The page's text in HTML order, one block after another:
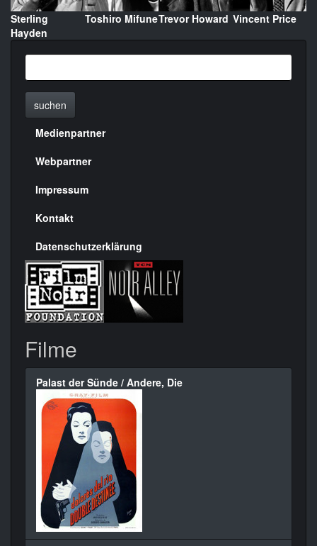
Sterling
Hayden
Toshiro MifuneTrevor Howard Vincent Price
suchen
Menülinks
rechte
Seite
Medienpartner
Webpartner
Impressum
Kontakt
Datenschutzerklärung
Filme
Palast der Sünde / Andere, Die